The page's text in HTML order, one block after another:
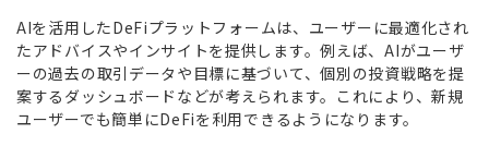
AIを活用したDeFiプラットフォームは、ユーザーに最適化され
たアドバイスやインサイトを提供します。例えば、AIがユーザ
ーの過去の取引データや目標に基づいて、個別の投資戦略を提
案するダッシュボードなどが考えられます。これにより、新規
ユーザーでも簡単にDeFiを利用できるようになります。